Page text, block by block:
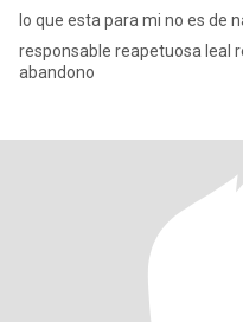
lo que esta para mi no es de
responsable reapetuosa leal
abandono